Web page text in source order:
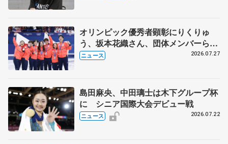
オリンピック優秀者顕彰にりくりゅ
う、坂本花織さん、団体メンバーら
8月7日に文科省が表彰式、ブルーノ・
ニュース 2026.07.27
島田麻央、中田璃士は木下グループ杯
に シニア国際大会デビュー戦
ニュース 2026.07.22